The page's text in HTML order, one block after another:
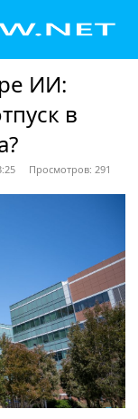
ИИ:
в
Просмотров: 291